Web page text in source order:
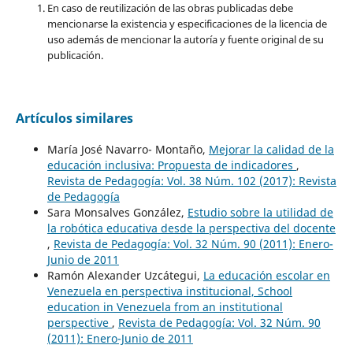
En caso de reutilización de las obras publicadas debe
mencionarse la existencia y especificaciones de la licencia de
uso además de mencionar la autoría y fuente original de su
publicación.
Artículos similares
María José Navarro- Montaño, Mejorar la calidad de la
educación inclusiva: Propuesta de indicadores ,
Revista de Pedagogía: Vol. 38 Núm. 102 (2017): Revista
de Pedagogía
Sara Monsalves González, Estudio sobre la utilidad de
la robótica educativa desde la perspectiva del docente
, Revista de Pedagogía: Vol. 32 Núm. 90 (2011): Enero-
Junio de 2011
Ramón Alexander Uzcátegui, La educación escolar en
Venezuela en perspectiva institucional, School
education in Venezuela from an institutional
perspective , Revista de Pedagogía: Vol. 32 Núm. 90
(2011): Enero-Junio de 2011